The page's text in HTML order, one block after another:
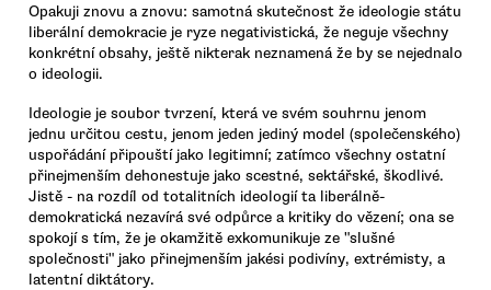
Opakuji znovu a znovu: samotná skutečnost že ideologie státu
liberální demokracie je ryze negativistická, že neguje všechny
konkrétní obsahy, ještě nikterak neznamená že by se nejednalo
o ideologii.
Ideologie je soubor tvrzení, která ve svém souhrnu jenom
jednu určitou cestu, jenom jeden jediný model (společenského)
uspořádání připouští jako legitimní; zatímco všechny ostatní
přinejmenším dehonestuje jako scestné, sektářské, škodlivé.
Jistě - na rozdíl od totalitních ideologií ta liberálně-
demokratická nezavírá své odpůrce a kritiky do vězení; ona se
spokojí s tím, že je okamžitě exkomunikuje ze "slušné
společnosti" jako přinejmenším jakési podivíny, extrémisty, a
latentní diktátory.